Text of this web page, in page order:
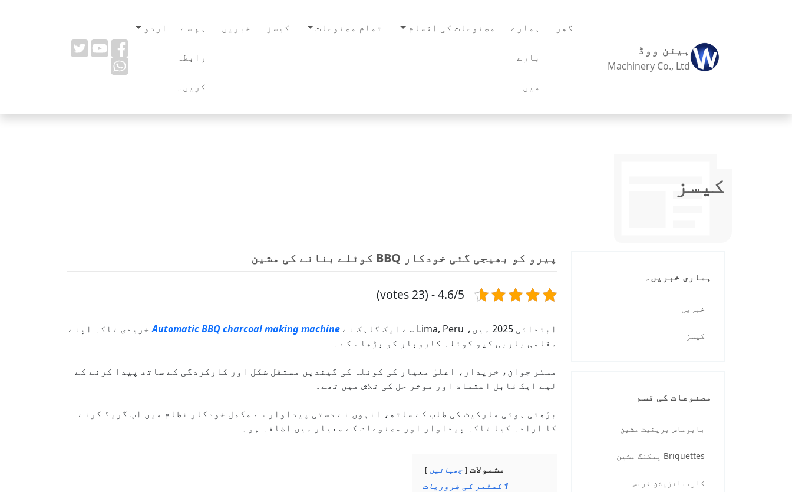
ہینن ووڈ
Machinery Co., Ltd
گھر ہمارے
بارے
میں
مصنوعات کی اقسام تمام مصنوعات کیسز خبریں ہم سے
رابطہ
کریں۔
اردو
کیسز
ہماری خبریں۔
خبریں
کیسز
مصنوعات کی قسم
بایوماس بریقیٹ مشین
Briquettes پیکنگ مشین
کاربنائزیشن فرنس
پیرو کو بھیجی گئی خودکار BBQ کوئلے بنانے کی مشین
4.6/5 - (23 votes)
ابتدائی 2025 میں، Lima, Peru سے ایک گاہک نے Automatic BBQ charcoal making machineخریدی تاکہ اپنے
مقامی باربی کیو کوئلہ کاروبار کو بڑھا سکے۔
مسٹر جوان، خریدار، اعلیٰ معیار کی کوئلہ کی گیندیں مستقل شکل اور کارکردگی کے ساتھ پیدا کرنے کے
لیے ایک قابل اعتماد اور موثر حل کی تلاش میں تھے۔
بڑھتی ہوئی مارکیٹ کی طلب کے ساتھ، انہوں نے دستی پیداوار سے مکمل خودکار نظام میں اپ گریڈ کرنے
کا ارادہ کیا تاکہ پیداوار اور مصنوعات کے معیار میں اضافہ ہو۔
مشمولات چھپائیں
1 کسٹمر کی ضروریات